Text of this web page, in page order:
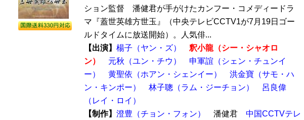
ション監督 潘健君が手がけたカンフー・コメディードラ
マ『蓋世英雄方世玉』（中央テレビCCTV1が7月19日ゴー
ルドタイムに放送開始）。人気俳...
【出演】 楊子（ヤン・ズ）
釈小龍（シー・シャオロ
ン）
元秋（ユン・チウ）
申軍誼（シェン・チュンイ
ー）
黄聖依（ホアン・シェンイー）
洪金寶（サモ・ハ
ン・キンポー）
林子聰（ラム・ジーチョン）
呂良偉
（レイ・ロイ）
【制作】 澄豊（チョン・フォン） 潘健君 中国CCTVテレ